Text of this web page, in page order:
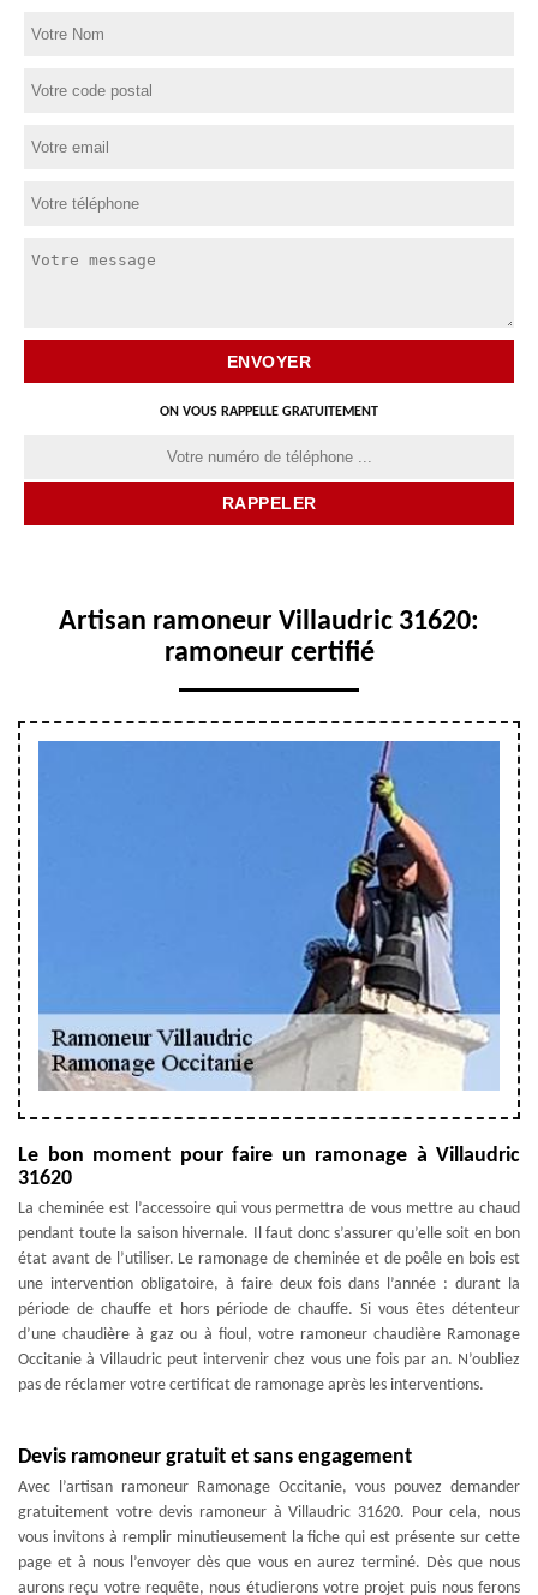
ON VOUS RAPPELLE GRATUITEMENT
Artisan ramoneur Villaudric 31620:
ramoneur certifié
Le bon moment pour faire un ramonage à Villaudric
31620
La cheminée est l’accessoire qui vous permettra de vous mettre au chaud
pendant toute la saison hivernale. Il faut donc s’assurer qu’elle soit en bon
état avant de l’utiliser. Le ramonage de cheminée et de poêle en bois est
une intervention obligatoire, à faire deux fois dans l’année : durant la
période de chauffe et hors période de chauffe. Si vous êtes détenteur
d’une chaudière à gaz ou à fioul, votre ramoneur chaudière Ramonage
Occitanie à Villaudric peut intervenir chez vous une fois par an. N’oubliez
pas de réclamer votre certificat de ramonage après les interventions.
Devis ramoneur gratuit et sans engagement
Avec l’artisan ramoneur Ramonage Occitanie, vous pouvez demander
gratuitement votre devis ramoneur à Villaudric 31620. Pour cela, nous
vous invitons à remplir minutieusement la fiche qui est présente sur cette
page et à nous l’envoyer dès que vous en aurez terminé. Dès que nous
aurons reçu votre requête, nous étudierons votre projet puis nous ferons